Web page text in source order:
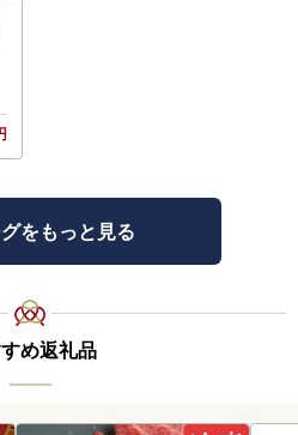
をもっと見る
め返礼品